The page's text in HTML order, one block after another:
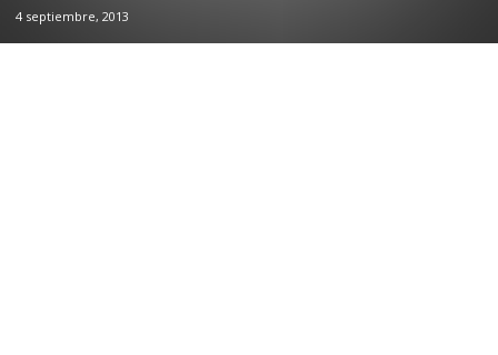
4 septiembre, 2013